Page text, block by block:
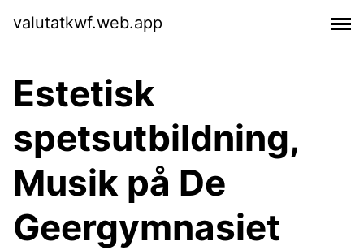
valutatkwf.web.app
Estetisk
spetsutbildning,
Musik på De
Geergymnasiet